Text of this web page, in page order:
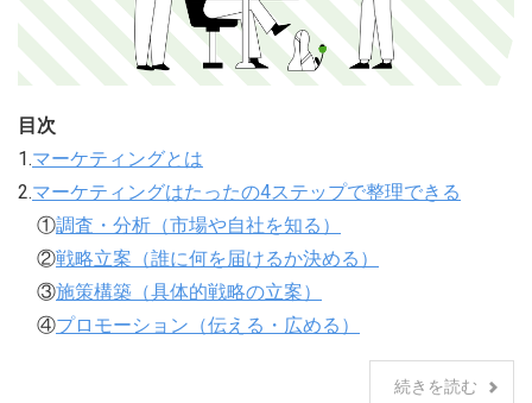
目次
1.マーケティングとは
2.マーケティングはたったの4ステップで整理できる
①調査・分析（市場や自社を知る）
②戦略立案（誰に何を届けるか決める）
③施策構築（具体的戦略の立案）
④プロモーション（伝える・広める）
続きを読む